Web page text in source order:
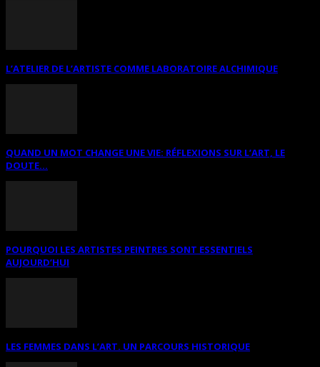
L’ATELIER DE L’ARTISTE COMME LABORATOIRE ALCHIMIQUE
QUAND UN MOT CHANGE UNE VIE: RÉFLEXIONS SUR L’ART, LE
DOUTE...
POURQUOI LES ARTISTES PEINTRES SONT ESSENTIELS
AUJOURD’HUI
LES FEMMES DANS L’ART. UN PARCOURS HISTORIQUE